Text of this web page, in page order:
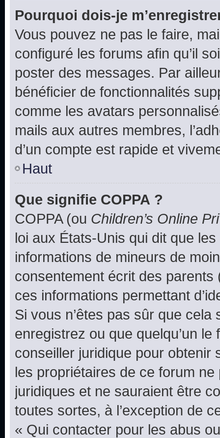
Pourquoi dois-je
Vous pouvez ne pas le faire,
configuré les forums afin qu’il
poster des messages. Par
bénéficier de fonctionnalités
comme les avatars
mails aux autres membres,
d’un compte est rapide et
Haut
Que signifie COPPA ?
COPPA (ou Children’s Online
loi aux États-Unis qui dit que
informations de mineurs de
consentement écrit des parents
ces informations permettant
Si vous n’êtes pas sûr que
enregistrez ou que quelqu’un
conseiller juridique pour obtenir
les propriétaires de ce forum
juridiques et ne sauraient être
toutes sortes, à l’exception de
« Qui contacter pour les abus